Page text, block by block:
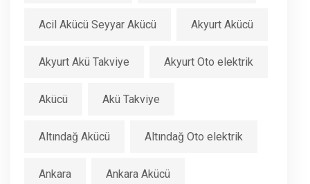
Acil Akücü Seyyar Akücü Akyurt Akücü
Akyurt Akü Takviye Akyurt Oto elektrik
Akücü Akü Takviye
Altındağ Akücü Altındağ Oto elektrik
Ankara Ankara Akücü